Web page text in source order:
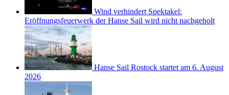
Wind verhindert Spektakel:
Eröffnungsfeuerwerk der Hanse Sail wird nicht nachgeholt
Hanse Sail Rostock startet am 6. August
2026